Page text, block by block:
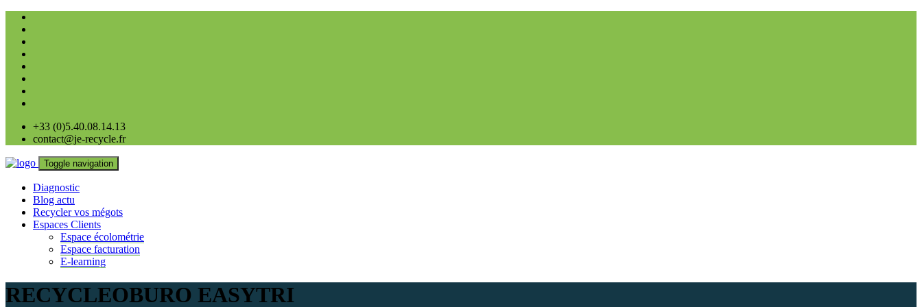
+33 (0)5.40.08.14.13
contact@je-recycle.fr
Toggle navigation
Diagnostic
Blog actu
Recycler vos mégots
Espaces Clients
Espace écolométrie
Espace facturation
E-learning
RECYCLEOBURO EASYTRI